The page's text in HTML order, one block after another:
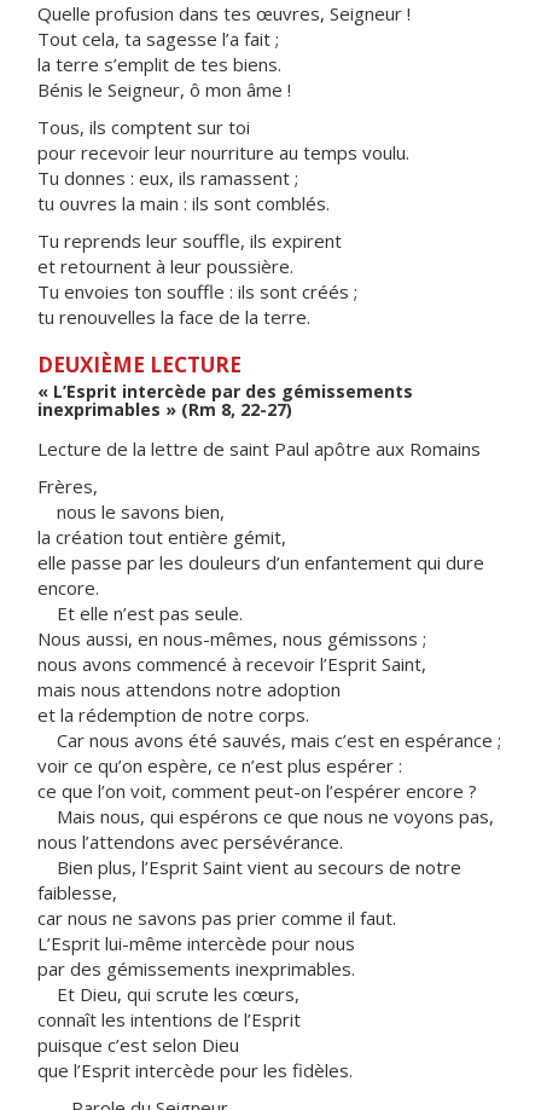
Quelle profusion dans tes œuvres, Seigneur !
Tout cela, ta sagesse l’a fait ;
la terre s’emplit de tes biens.
Bénis le Seigneur, ô mon âme !
Tous, ils comptent sur toi
pour recevoir leur nourriture au temps voulu.
Tu donnes : eux, ils ramassent ;
tu ouvres la main : ils sont comblés.
Tu reprends leur souffle, ils expirent
et retournent à leur poussière.
Tu envoies ton souffle : ils sont créés ;
tu renouvelles la face de la terre.
DEUXIÈME LECTURE
« L’Esprit intercède par des gémissements
inexprimables » (Rm 8, 22-27)
Lecture de la lettre de saint Paul apôtre aux Romains
Frères,
nous le savons bien,
la création tout entière gémit,
elle passe par les douleurs d’un enfantement qui dure
encore.
Et elle n’est pas seule.
Nous aussi, en nous-mêmes, nous gémissons ;
nous avons commencé à recevoir l’Esprit Saint,
mais nous attendons notre adoption
et la rédemption de notre corps.
Car nous avons été sauvés, mais c’est en espérance ;
voir ce qu’on espère, ce n’est plus espérer :
ce que l’on voit, comment peut-on l’espérer encore ?
Mais nous, qui espérons ce que nous ne voyons pas,
nous l’attendons avec persévérance.
Bien plus, l’Esprit Saint vient au secours de notre
faiblesse,
car nous ne savons pas prier comme il faut.
L’Esprit lui-même intercède pour nous
par des gémissements inexprimables.
Et Dieu, qui scrute les cœurs,
connaît les intentions de l’Esprit
puisque c’est selon Dieu
que l’Esprit intercède pour les fidèles.